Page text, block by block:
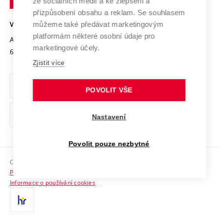
Open Science
Projekty
Projekty ze strukturálních fondů
Specifický výzkum
Univerzitní sítě
Bezpečná univerzita
Vyznamenání
Organizační struktura
Ochrana osobních údajů
odkaz)
Sociální bezpečí
HR Award
Kontakty
Brně
VYSOKÉ UČENÍ TECHNICKÉ V BRNĚ
Antonínská 548/1
602 00 Brno
www.vut.cz
vut@vutbr.cz
Copyright © 2026 VUT
Prohlášení o přístupnosti
Informace o používání cookies
přizpůsobení obsahu a reklam. Se souhlasem
můžeme také předávat marketingovým
platformám některé osobní údaje pro
marketingové účely.
Zjistit více
POVOLIT VŠE
Nastavení
Povolit pouze nezbytné